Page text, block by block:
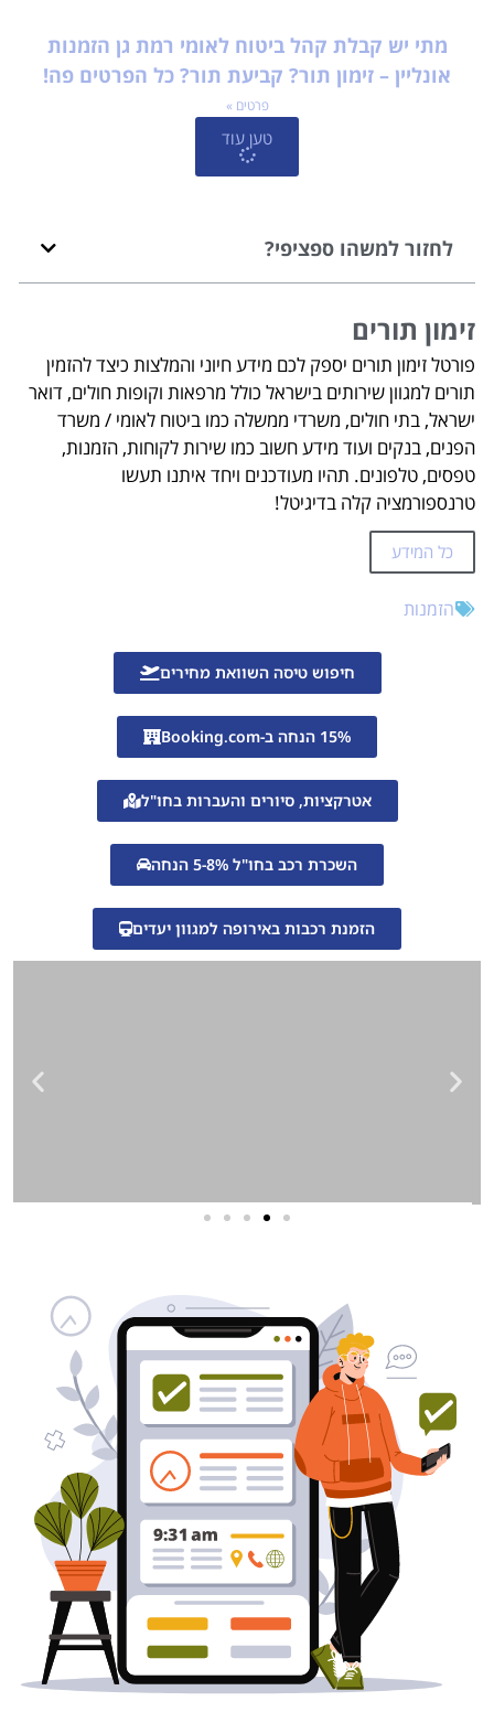
מתי יש קבלת קהל ביטוח לאומי רמת גן הזמנות
אונליין – זימון תור? קביעת תור? כל הפרטים פה!
פרטים »
טען עוד
לחזור למשהו ספציפי?
זימון תורים
פורטל זימון תורים יספק לכם מידע חיוני והמלצות כיצד להזמין
תורים למגוון שירותים בישראל כולל מרפאות וקופות חולים, דואר
ישראל, בתי חולים, משרדי ממשלה כמו ביטוח לאומי / משרד
הפנים, בנקים ועוד מידע חשוב כמו שירות לקוחות, הזמנות,
טפסים, טלפונים. תהיו מעודכנים ויחד איתנו תעשו
טרנספורמציה קלה בדיגיטל!
כל המידע
הזמנות
חיפוש טיסה השוואת מחירים
15% הנחה ב-Booking.com
אטרקציות, סיורים והעברות בחו"ל
השכרת רכב בחו"ל 5-8% הנחה
הזמנת רכבות באירופה למגוון יעדים
בעל/ת עסק? סוכנות ניהול מוניטין
לקידום, שיווק ופרסום באינטרנט
כאן עבורך!
לפרטים